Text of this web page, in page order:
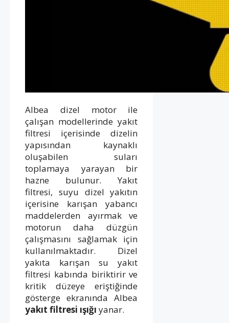
Albea dizel motor ile
çalışan modellerinde yakıt
filtresi içerisinde dizelin
yapısından kaynaklı
oluşabilen suları
toplamaya yarayan bir
hazne bulunur. Yakıt
filtresi, suyu dizel yakıtın
içerisine karışan yabancı
maddelerden ayırmak ve
motorun daha düzgün
çalışmasını sağlamak için
kullanılmaktadır. Dizel
yakıta karışan su yakıt
filtresi kabında biriktirir ve
kritik düzeye eriştiğinde
gösterge ekranında Albea
yakıt filtresi ışığı yanar.